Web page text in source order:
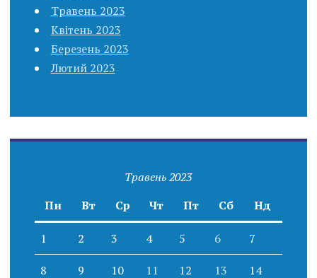
Травень 2023
Квітень 2023
Березень 2023
Лютий 2023
Травень 2023
Пн
Вт Ср Чт Пт Сб Нд
1 2 3 4 5 6 7
8 9 10 11 12 13 14